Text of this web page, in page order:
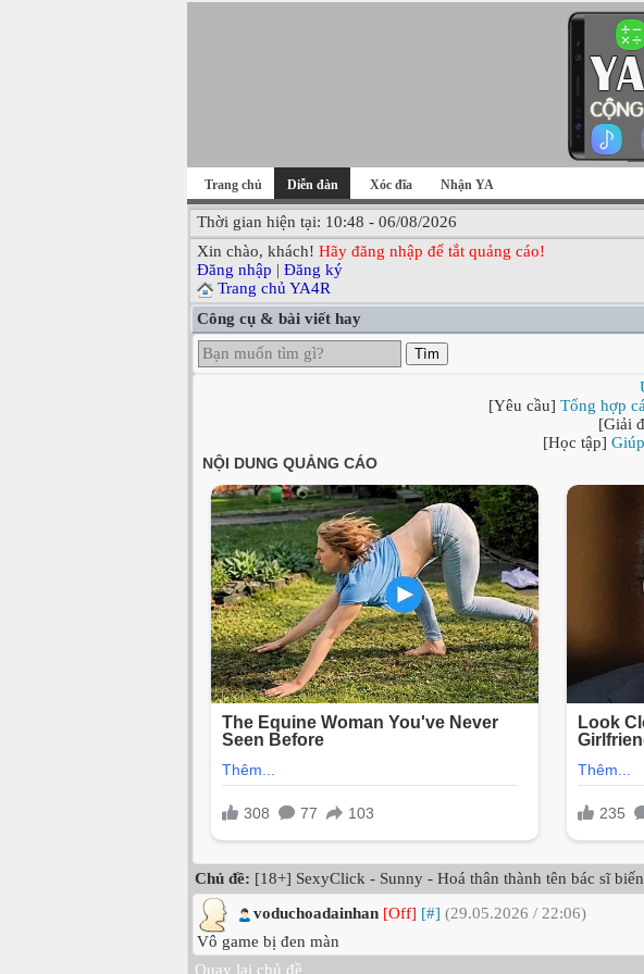
Trang chủ Diễn đàn Xóc đĩa Nhận YA
Thời gian hiện tại: 10:48 - 06/08/2026
Xin chào, khách! Hãy đăng nhập để tắt quảng cáo!
Đăng nhập | Đăng ký
Trang chủ YA4R
Công cụ & bài viết hay
Tìm
[Yêu cầu] Tổng hợp
[Giải
[Học tập]
Chủ đề: [18+] SexyClick - Sunny - Hoá thân thành tên bác sĩ
voduchoadainhan [Off] [#] (29.05.2026 / 22:06)
Vô game bị đen màn
Quay lại chủ đề